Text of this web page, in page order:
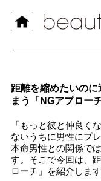
距離を縮めたいの
まう「NGアプローチ
「もっと彼と仲良く
ないうちに男性にプ
本命男性との関係で
す。そこで今回は、
ローチ」を紹介します